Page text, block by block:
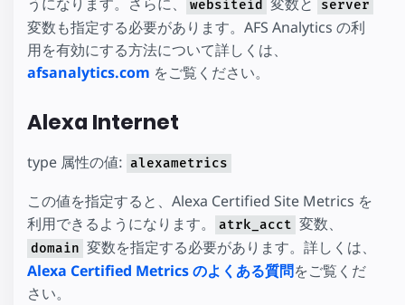
うになります。さらに、
websiteid 変数と server
変数も指定する必要があります。AFS Analytics の利
用を有効にする方法について詳しくは、
afsanalytics.com をご覧ください。
Alexa Internet
type 属性の値: alexametrics
この値を指定すると、Alexa Certified Site Metrics を
利用できるようになります。
atrk_acct 変数、
domain 変数を指定する必要があります。詳しくは、
Alexa Certified Metrics のよくある質問をご覧くだ
さい。